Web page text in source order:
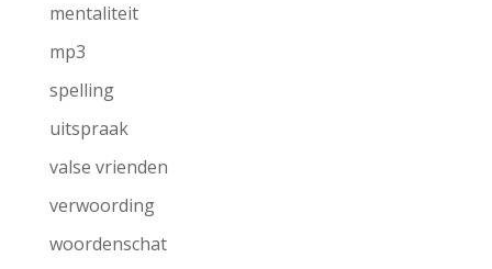
mentaliteit
mp3
spelling
uitspraak
valse vrienden
verwoording
woordenschat